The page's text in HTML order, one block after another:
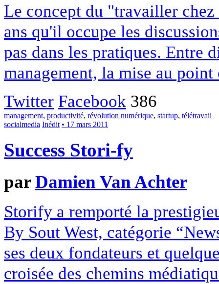
Le concept du "travailler
ans qu'il occupe les
pas dans les pratiques. Entre
management, la mise au point
Twitter Facebook 386
management, productivité, révolution numérique, startup, télétravail
socialmedia Inédit • 17 mars 2011
Success Stori-fy
parDamien Van Achter
Storify a remporté la
By Sout West, catégorie
ses deux fondateurs et
croisée des chemins